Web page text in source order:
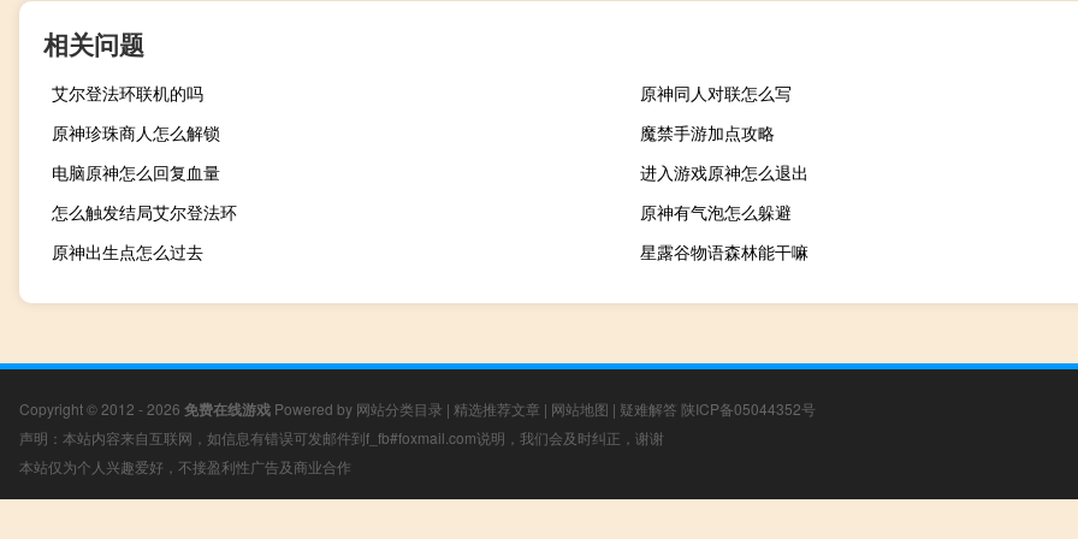
相关问题
艾尔登法环联机的吗
原神同人对联怎么写
原神珍珠商人怎么解锁
魔禁手游加点攻略
电脑原神怎么回复血量
进入游戏原神怎么退出
怎么触发结局艾尔登法环
原神有气泡怎么躲避
原神出生点怎么过去
星露谷物语森林能干嘛
Copyright © 2012 - 2026 免费在线游戏 Powered by 网站分类目录 | 精选推荐文章 | 网站地图 | 疑难解答 陕ICP备05044352号
声明：本站内容来自互联网，如信息有错误可发邮件到f_fb#foxmail.com说明，我们会及时纠正，谢谢
本站仅为个人兴趣爱好，不接盈利性广告及商业合作